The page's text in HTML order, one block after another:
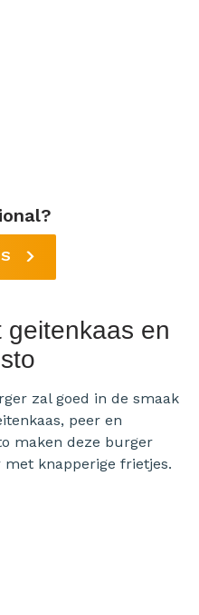
geitenkaas en
zal goed in de smaak
peer en
maken deze burger
met knapperige frietjes.